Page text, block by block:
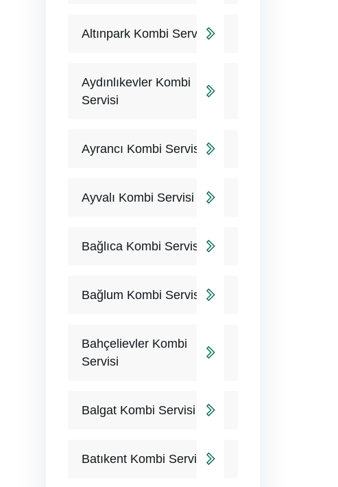
Altınpark Kombi Servisi
Aydınlıkevler Kombi
Servisi
Ayrancı Kombi Servisi
Ayvalı Kombi Servisi
Bağlıca Kombi Servisi
Bağlum Kombi Servisi
Bahçelievler Kombi
Servisi
Balgat Kombi Servisi
Batıkent Kombi Servisi